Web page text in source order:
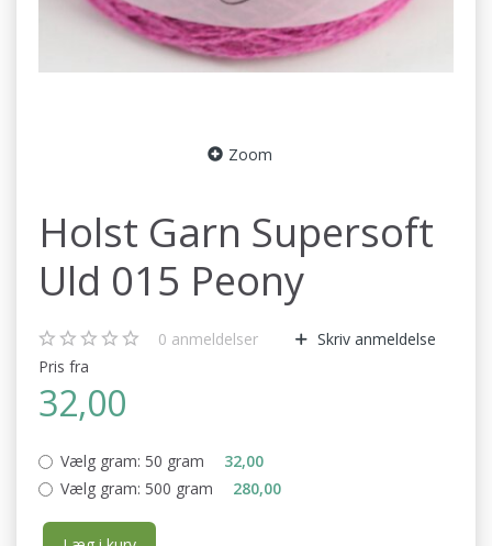
Zoom
Holst Garn Supersoft
Uld 015 Peony
0 anmeldelser
Skriv anmeldelse
Pris fra
32,00
Vælg gram: 50 gram
32,00
Vælg gram: 500 gram 280,00